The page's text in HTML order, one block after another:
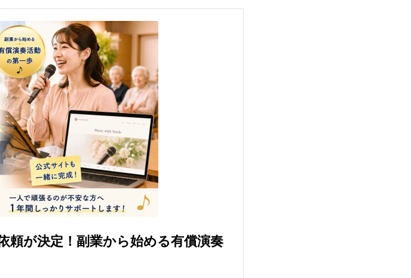
頼が決定！副業から始める有償演奏